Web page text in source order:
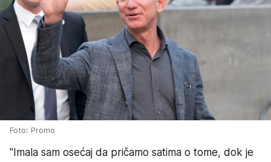
Foto: Promo
"Imala sam osećaj da pričamo satima o tome, dok je